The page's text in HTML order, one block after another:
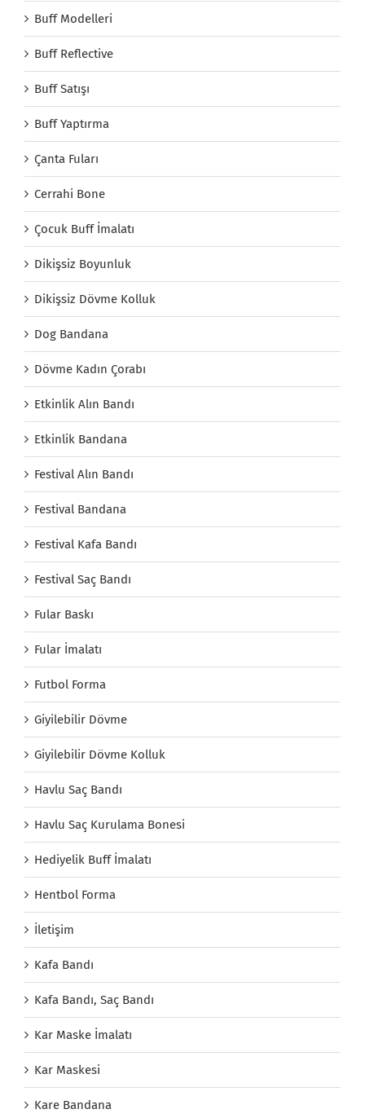
Buff Modelleri
Buff Reflective
Buff Satışı
Buff Yaptırma
Çanta Fuları
Cerrahi Bone
Çocuk Buff İmalatı
Dikişsiz Boyunluk
Dikişsiz Dövme Kolluk
Dog Bandana
Dövme Kadın Çorabı
Etkinlik Alın Bandı
Etkinlik Bandana
Festival Alın Bandı
Festival Bandana
Festival Kafa Bandı
Festival Saç Bandı
Fular Baskı
Fular İmalatı
Futbol Forma
Giyilebilir Dövme
Giyilebilir Dövme Kolluk
Havlu Saç Bandı
Havlu Saç Kurulama Bonesi
Hediyelik Buff İmalatı
Hentbol Forma
İletişim
Kafa Bandı
Kafa Bandı, Saç Bandı
Kar Maske İmalatı
Kar Maskesi
Kare Bandana